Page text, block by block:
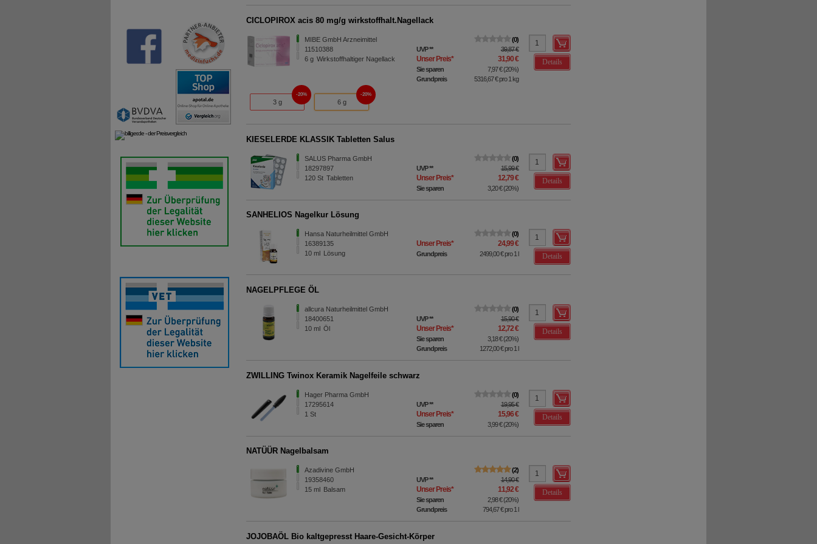
CICLOPIROX acis 80 mg/g wirkstoffhalt.Nagellack
MIBE GmbH Arzneimittel
11510388
6g Wirkstoffhaltiger Nagellack
0
UVP** 39,87 €
Unser Preis* 31,90 €
Sie sparen 7,97 €(20%)
Grundpreis
5316,67 €pro 1 kg
Details
3 g
20%
6 g
20%
KIESELERDE KLASSIK Tabletten Salus
SALUS Pharma GmbH
18297897
120St Tabletten
0
UVP** 15,99 €
Unser Preis* 12,79 €
Sie sparen 3,20 €(20%)
Details
SANHELIOS Nagelkur Lösung
Hansa Naturheilmittel GmbH
16389135
10 ml Lösung
0
Unser Preis* 24,99 €
Grundpreis 2499,00 €pro 1 l Details
NAGELPFLEGE ÖL
allcura Naturheilmittel GmbH
18400651
10 ml Öl
0
UVP** 15,90 €
Unser Preis* 12,72 €
Sie sparen 3,18 €(20%)
Grundpreis
1272,00 €pro 1 l
Details
ZWILLING Twinox Keramik Nagelfeile schwarz
Hager Pharma GmbH
17295614
1St
0
UVP** 19,95 €
Unser Preis* 15,96 €
Sie sparen 3,99 €(20%)
Details
NATÜÜR Nagelbalsam
Azadivine GmbH
19358460
15 ml Balsam
2
UVP** 14,90 €
Unser Preis* 11,92 €
Sie sparen 2,98 €(20%)
Grundpreis
794,67 €pro 1 l
Details
JOJOBAÖL Bio kaltgepresst Haare-Gesicht-Körper